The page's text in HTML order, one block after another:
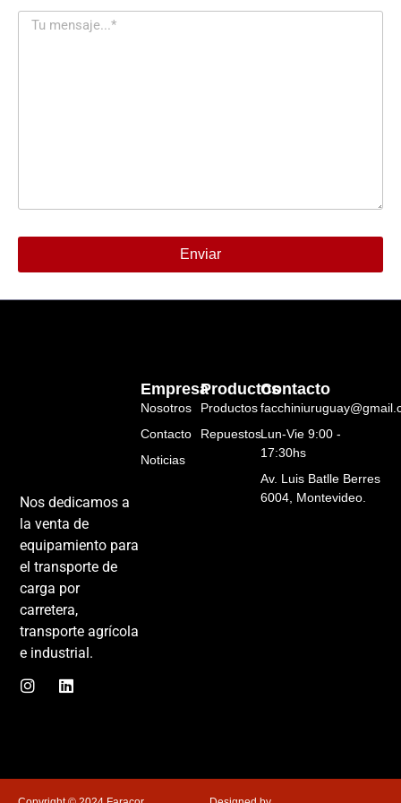
Enviar
Nos dedicamos a
la venta de
equipamiento para
el transporte de
carga por
carretera,
transporte agrícola
e industrial.
Productos
Productos
Repuestos
Empresa
Nosotros
Contacto
Noticias
Contacto
Lun-Vie 9:00 -
17:30hs
Av. Luis Batlle Berres
6004, Montevideo.